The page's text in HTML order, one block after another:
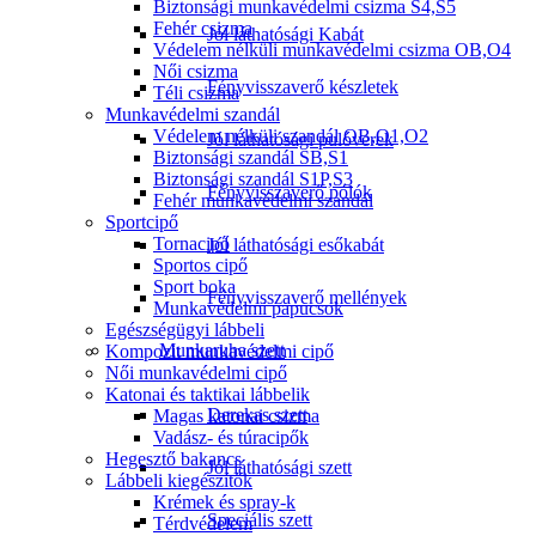
Jól láthatósági Kabát
Fényvisszaverő készletek
Jól láthatósági pulóverek
Fényvisszaverő pólók
Jól láthatósági esőkabát
Fényvisszaverő mellények
Munkaruha szett
Derekas szett
Jól láthatósági szett
Speciális szett
Biztonsági munkavédelmi csizma S4,S5
Fehér csizma
Védelem nélküli munkavédelmi csizma OB,O4
Női csizma
Téli csizma
Munkavédelmi szandál
Védelem nélküli szandál OB,O1,O2
Biztonsági szandál SB,S1
Biztonsági szandál S1P,S3
Fehér munkavédelmi szandál
Sportcipő
Tornacipő
Sportos cipő
Sport boka
Munkavédelmi papucsok
Egészségügyi lábbeli
Kompozit munkavédelmi cipő
Női munkavédelmi cipő
Katonai és taktikai lábbelik
Magas katonai csizma
Vadász- és túracipők
Hegesztő bakancs
Lábbeli kiegészítők
Krémek és spray-k
Térdvédelem